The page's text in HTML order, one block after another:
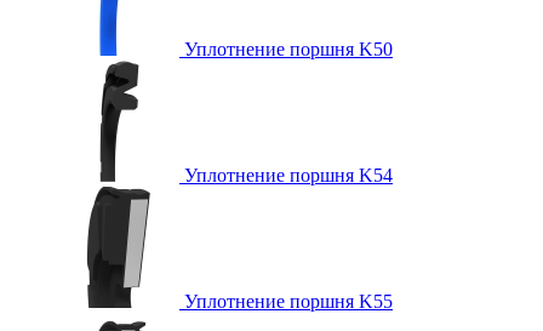
Уплотнение поршня K50
Уплотнение поршня K54
Уплотнение поршня K55